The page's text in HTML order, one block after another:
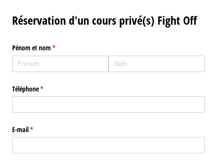
Réservation d'un cours privé(s) Fight Off
Pénom et nom*
(requis)
Téléphone*
(requis)
E-mail*
(requis)